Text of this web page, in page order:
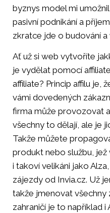
byznys model mi
pasivní podnikání a
zkratce jde o budování a
Ať už si web vytvoříte
je vydělat pomocí
affiliate? Princip affilu je,
vámi dovedených
firma může provozovat
všechny to dělají, ale je
Takže můžete
produkt nebo službu, jež
i takoví velikáni jako
zájezdy od Invia.cz. Už
takže jmenovat všechny
zahraničí je to například i